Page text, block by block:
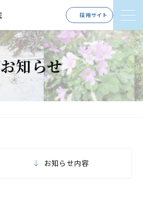
採用サイト
お知らせ
お知らせ内容